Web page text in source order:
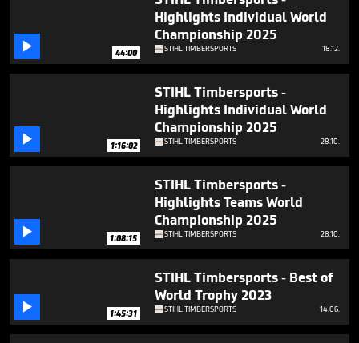
 44:00
Highlights Individual World
Championship 2025
STIHL TIMBERSPORTS 18.12.
 1:16:02
STIHL Timbersports -
Highlights Individual World
Championship 2025
STIHL TIMBERSPORTS 28.10.
 1:08:15
STIHL Timbersports -
Highlights Teams World
Championship 2025
STIHL TIMBERSPORTS 28.10.
 1:45:31
STIHL Timbersports - Best of
World Trophy 2023
STIHL TIMBERSPORTS 14.06.